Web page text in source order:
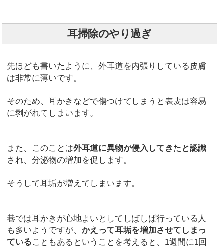
耳掃除のやり過ぎ
先ほども書いたように、外耳道を内張りしている皮膚
は非常に薄いです。
そのため、耳かきなどで傷つけてしまうと表皮は容易
に剥がれてしまいます。
また、このことは外耳道に異物が侵入してきたと認識
され、分泌物の増加を促します。
そうして耳垢が増えてしまいます。
巷では耳かきが心地よいとしてしばしば行っている人
も多いようですが、かえって耳垢を増加させてしまっ
ていることもあるということを考えると、1週間に1回